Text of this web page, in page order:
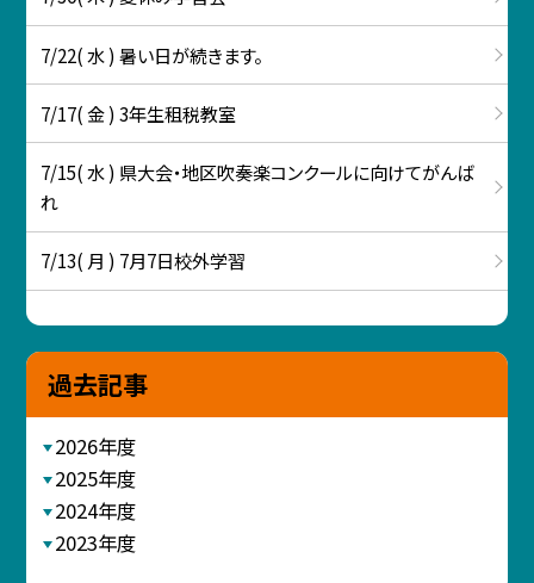
7/22( 水 ) 暑い日が続きます。
7/17( 金 ) 3年生租税教室
7/15( 水 ) 県大会・地区吹奏楽コンクールに向けてがんば
れ
7/13( 月 ) 7月7日校外学習
過去記事
2026年度
2025年度
2024年度
2023年度